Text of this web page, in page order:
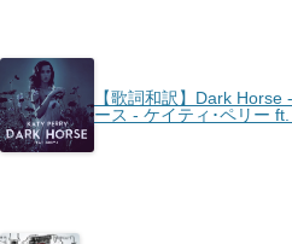
【歌詞和訳】Dark
ース - ケイティ･ペリー